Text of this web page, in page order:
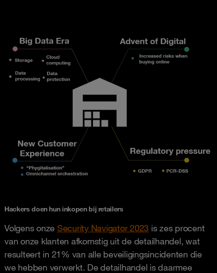
Hackers doen hun inkopen bij retailers
Volgens onze Security Navigator 2023 is zes procent
van onze klanten afkomstig uit de detailhandel, wat
resulteert in 21% van alle beveiligingsincidenten die
we hebben verwerkt. De detailhandel is daarmee